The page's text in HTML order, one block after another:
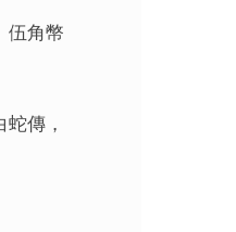
伍角幣
傳，